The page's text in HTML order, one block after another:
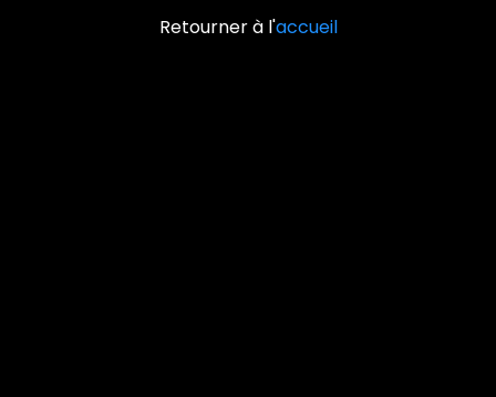
Retourner à l'accueil